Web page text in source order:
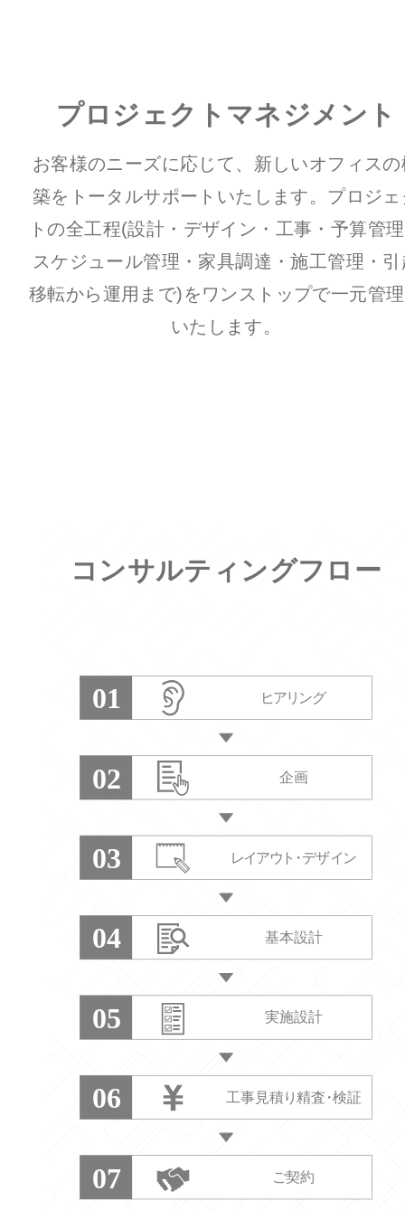
プロジェクトマネジメント
お客様のニーズに応じて、新しいオフィスの
築をトータルサポートいたします。 プロジェ
トの全工程(設計・デザイン・工事・予算管
スケジュール管理・家具調達・施工管理・引
移転から運用まで)をワンストップで一元管
いたします。
コンサルティングフロー